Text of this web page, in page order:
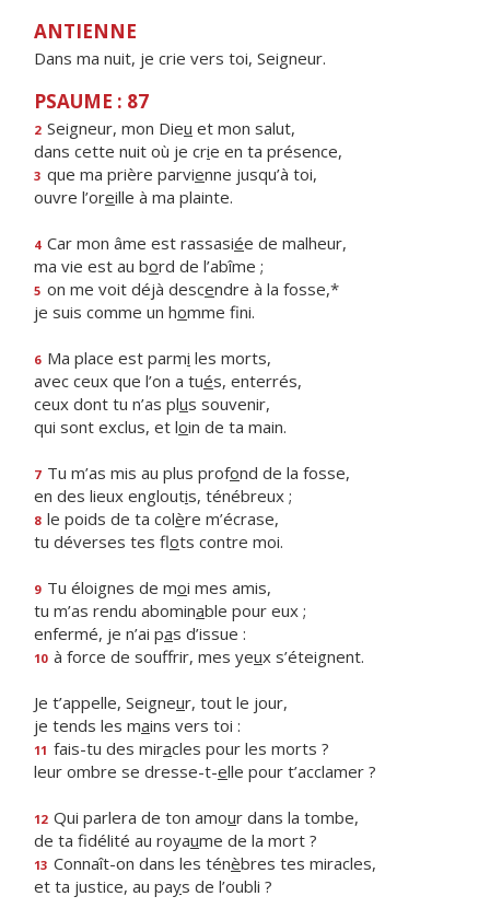
ANTIENNE
Dans ma nuit, je crie vers toi, Seigneur.
PSAUME : 87
2 Seigneur, mon Dieu et mon salut,
dans cette nuit où je crie en ta présence,
3 que ma prière parvienne jusqu’à toi,
ouvre l’oreille à ma plainte.
4 Car mon âme est rassasiée de malheur,
ma vie est au bord de l’abîme ;
5 on me voit déjà descendre à la fosse,*
je suis comme un homme fini.
6 Ma place est parmi les morts,
avec ceux que l’on a tués, enterrés,
ceux dont tu n’as plus souvenir,
qui sont exclus, et loin de ta main.
7 Tu m’as mis au plus profond de la fosse,
en des lieux engloutis, ténébreux ;
8 le poids de ta colère m’écrase,
tu déverses tes flots contre moi.
9 Tu éloignes de moi mes amis,
tu m’as rendu abominable pour eux ;
enfermé, je n’ai pas d’issue :
10 à force de souffrir, mes yeux s’éteignent.
Je t’appelle, Seigneur, tout le jour,
je tends les mains vers toi :
11 fais-tu des miracles pour les morts ?
leur ombre se dresse-t-elle pour t’acclamer ?
12 Qui parlera de ton amour dans la tombe,
de ta fidélité au royaume de la mort ?
13 Connaît-on dans les ténèbres tes miracles,
et ta justice, au pays de l’oubli ?